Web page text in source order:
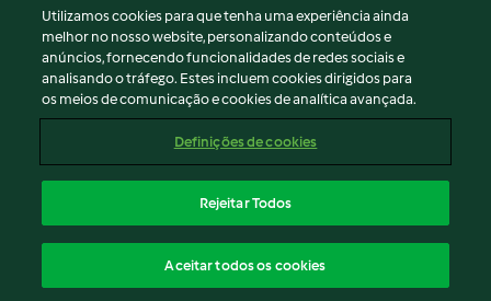
Termos de Utilização
Aviso sobre Proteção de Dados
Aviso
Apoio legal
Conteúdo do relatório
Declaração de acessibilidade
Utilizamos cookies para que tenha uma experiência ainda
melhor no nosso website, personalizando conteúdos e
anúncios, fornecendo funcionalidades de redes sociais e
analisando o tráfego. Estes incluem cookies dirigidos para
os meios de comunicação e cookies de analítica avançada.
Definições de cookies
Rejeitar Todos
Aceitar todos os cookies